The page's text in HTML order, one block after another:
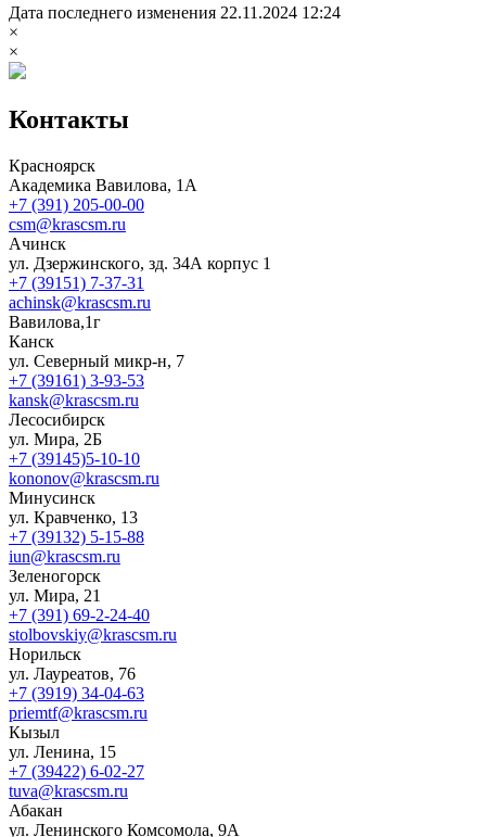
Дата последнего изменения 22.11.2024 12:24
×
×
Контакты
Красноярск
Академика Вавилова, 1А
+7 (391) 205-00-00
csm@krascsm.ru
Ачинск
ул. Дзержинского, зд. 34А корпус 1
+7 (39151) 7-37-31
achinsk@krascsm.ru
Вавилова,1г
Канск
ул. Северный микр-н, 7
+7 (39161) 3-93-53
kansk@krascsm.ru
Лесосибирск
ул. Мира, 2Б
+7 (39145)5-10-10
kononov@krascsm.ru
Минусинск
ул. Кравченко, 13
+7 (39132) 5-15-88
iun@krascsm.ru
Зеленогорск
ул. Мира, 21
+7 (391) 69-2-24-40
stolbovskiy@krascsm.ru
Норильск
ул. Лауреатов, 76
+7 (3919) 34-04-63
priemtf@krascsm.ru
Кызыл
ул. Ленина, 15
+7 (39422) 6-02-27
tuva@krascsm.ru
Абакан
ул. Ленинского Комсомола, 9А